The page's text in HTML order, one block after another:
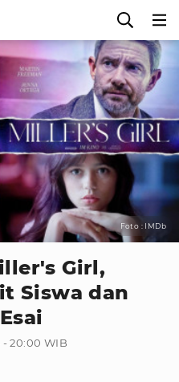
Foto : IMDb
Girl,
Siswa dan
20:00 WIB